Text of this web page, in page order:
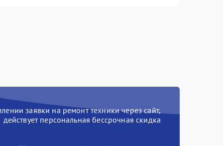
заявки на ремонт техники через сайт,
действует персональная бессрочная скидка